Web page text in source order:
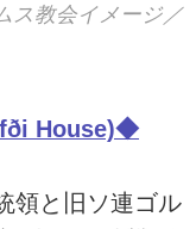
ス教会イメージ／
House)◆
領と旧ソ連ゴル